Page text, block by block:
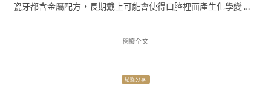
瓷牙都含金屬配方，長期戴上可能會使得口腔裡面產生化學變 …
閱讀全文
紀錄分享